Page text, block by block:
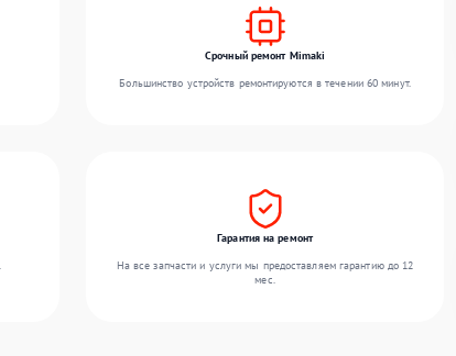
Срочный ремонт Mimaki
Большинство устройств ремонтируются в течении 60 минут.
Гарантия на ремонт
На все запчасти и услуги мы предоставляем гарантию до 12
мес.